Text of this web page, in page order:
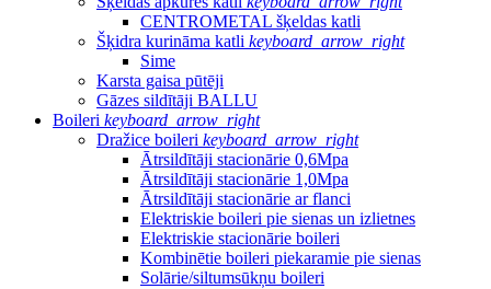
CENTROMETAL šķeldas katli
Šķidra kurināma katli keyboard_arrow_right
Sime
Karsta gaisa pūtēji
Gāzes sildītāji BALLU
Boileri keyboard_arrow_right
Dražice boileri keyboard_arrow_right
Ātrsildītāji stacionārie 0,6Mpa
Ātrsildītāji stacionārie 1,0Mpa
Ātrsildītāji stacionārie ar flanci
Elektriskie boileri pie sienas un izlietnes
Elektriskie stacionārie boileri
Kombinētie boileri piekaramie pie sienas
Solārie/siltumsūkņu boileri